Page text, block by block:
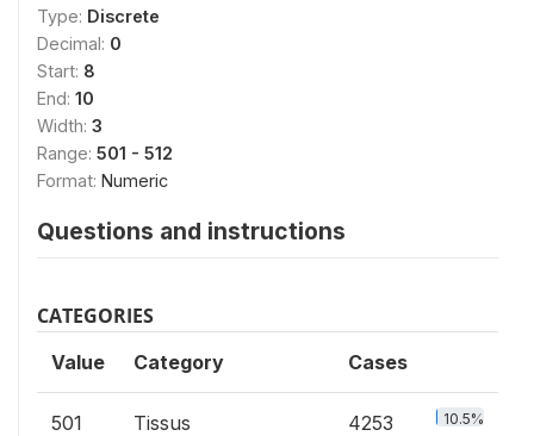
Type: Discrete
Decimal: 0
Start: 8
End: 10
Width: 3
Range: 501 - 512
Format: Numeric
Questions and instructions
CATEGORIES
Value Category Cases
501
Tissus
4253 10.5%